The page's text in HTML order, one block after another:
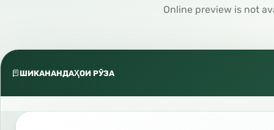
Online preview is not
ШИКАНАНДАҲОИ РӮЗА